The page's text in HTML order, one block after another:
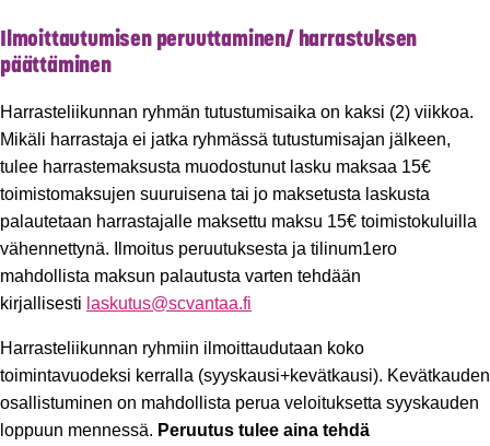
Ilmoittautumisen peruuttaminen/ harrastuksen
päättäminen
Harrasteliikunnan ryhmän tutustumisaika on kaksi (2) viikkoa.
Mikäli harrastaja ei jatka ryhmässä tutustumisajan jälkeen,
tulee harrastemaksusta muodostunut lasku maksaa 15€
toimistomaksujen suuruisena tai jo maksetusta laskusta
palautetaan harrastajalle maksettu maksu 15€ toimistokuluilla
vähennettynä. Ilmoitus peruutuksesta ja tilinum1ero
mahdollista maksun palautusta varten tehdään
kirjallisesti laskutus@scvantaa.fi
Harrasteliikunnan ryhmiin ilmoittaudutaan koko
toimintavuodeksi kerralla (syyskausi+kevätkausi). Kevätkauden
osallistuminen on mahdollista perua veloituksetta syyskauden
loppuun mennessä. Peruutus tulee aina tehdä